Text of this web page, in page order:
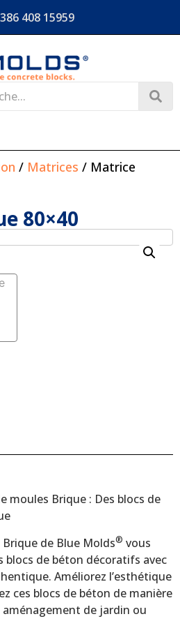
408 15959
/ Matrices / Matrice
80×40
moules Brique : Des blocs de
de Blue Molds® vous
blocs de béton décoratifs avec
Améliorez l’esthétique
ces blocs de béton de manière
de jardin ou